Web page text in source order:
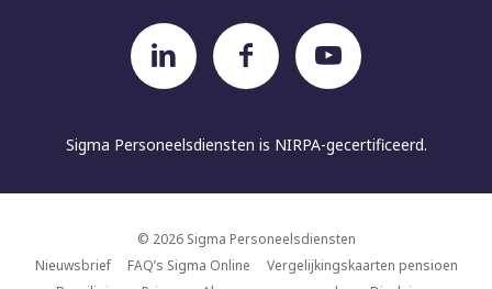
Sigma Personeelsdiensten is NIRPA-gecertificeerd.
© 2026 Sigma Personeelsdiensten
Nieuwsbrief
FAQ’s Sigma Online
Vergelijkingskaarten pensioen